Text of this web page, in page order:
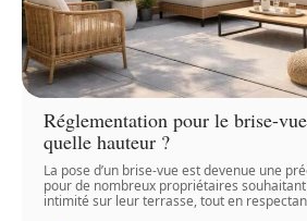
Réglementation pour le brise-
quelle hauteur ?
La pose d’un brise-vue est devenue une
pour de nombreux propriétaires
intimité sur leur terrasse, tout en